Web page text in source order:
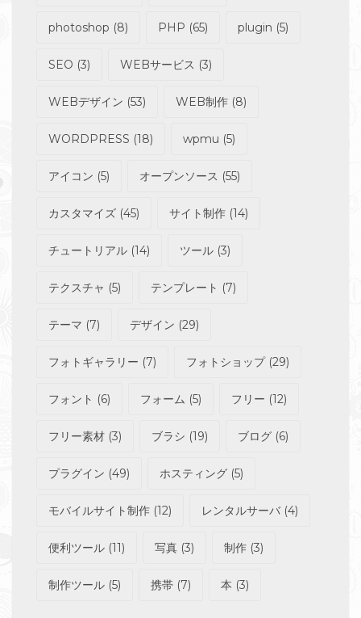
photoshop (8) PHP (65) plugin (5)
SEO (3) WEBサービス (3)
WEBデザイン (53) WEB制作 (8)
WORDPRESS (18) wpmu (5)
アイコン (5) オープンソース (55)
カスタマイズ (45) サイト制作 (14)
チュートリアル (14) ツール (3)
テクスチャ (5) テンプレート (7)
テーマ (7) デザイン (29)
フォトギャラリー (7) フォトショップ(29)
フォント (6) フォーム (5) フリー (12)
フリー素材 (3) ブラシ (19) ブログ (6)
プラグイン (49) ホスティング (5)
モバイルサイト制作 (12) レンタルサーバ(4)
便利ツール (11) 写真 (3) 制作 (3)
制作ツール (5) 携帯 (7) 本 (3)